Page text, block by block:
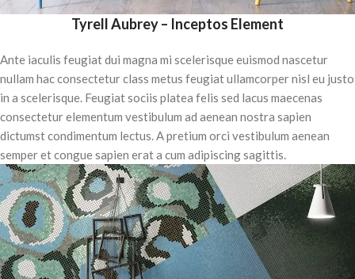
Tyrell Aubrey – Inceptos Element
Ante iaculis feugiat dui magna mi scelerisque euismod nascetur
nullam hac consectetur class metus feugiat ullamcorper nisl eu justo
in a scelerisque. Feugiat sociis platea felis sed lacus maecenas
consectetur elementum vestibulum ad aenean nostra sapien
dictumst condimentum lectus. A pretium orci vestibulum aenean
semper et congue sapien erat a cum adipiscing sagittis.